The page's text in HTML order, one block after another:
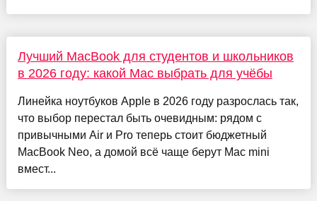
Лучший MacBook для студентов и школьников
в 2026 году: какой Mac выбрать для учёбы
Линейка ноутбуков Apple в 2026 году разрослась так,
что выбор перестал быть очевидным: рядом с
привычными Air и Pro теперь стоит бюджетный
MacBook Neo, а домой всё чаще берут Mac mini
вмест...